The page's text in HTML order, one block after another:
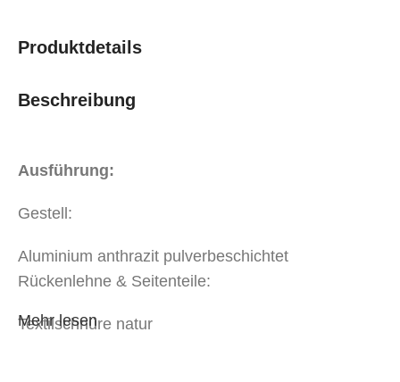
Produktdetails
Beschreibung
Ausführung:
Gestell:
Aluminium anthrazit pulverbeschichtet
Rückenlehne & Seitenteile:
Textilschnüre natur
Mehr lesen